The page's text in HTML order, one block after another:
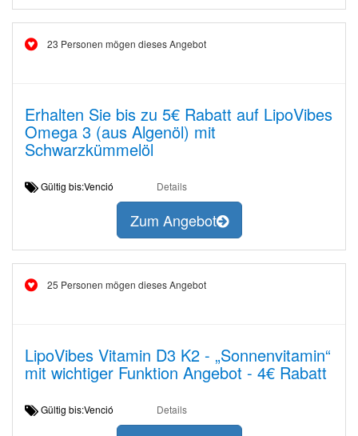
23 Personen mögen dieses Angebot
Erhalten Sie bis zu 5€ Rabatt auf LipoVibes
Omega 3 (aus Algenöl) mit
Schwarzkümmelöl
Gültig bis:Venció Details
Zum Angebot
25 Personen mögen dieses Angebot
LipoVibes Vitamin D3 K2 - „Sonnenvitamin“
mit wichtiger Funktion Angebot - 4€ Rabatt
Gültig bis:Venció Details